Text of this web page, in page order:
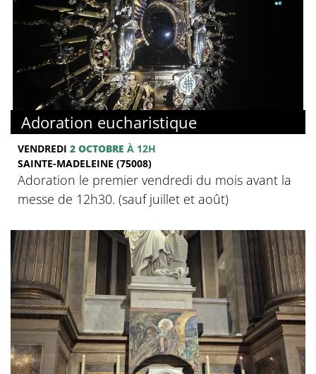
Adoration eucharistique
VENDREDI 2 OCTOBRE À 12H
SAINTE-MADELEINE (75008)
Adoration le premier vendredi du mois avant la
messe de 12h30. (sauf juillet et août)